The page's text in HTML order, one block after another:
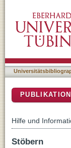
Advent,
Hilfe und
Stöbern